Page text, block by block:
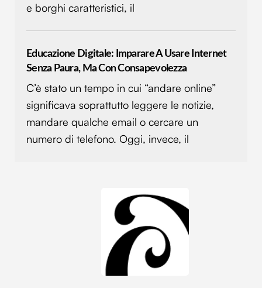
e borghi caratteristici, il
Educazione Digitale: Imparare A Usare Internet
Senza Paura, Ma Con Consapevolezza
C’è stato un tempo in cui “andare online”
significava soprattutto leggere le notizie,
mandare qualche email o cercare un
numero di telefono. Oggi, invece, il